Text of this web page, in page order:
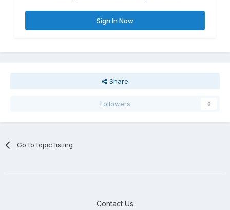
Sign In Now
Share
Followers 0
Go to topic listing
Contact Us